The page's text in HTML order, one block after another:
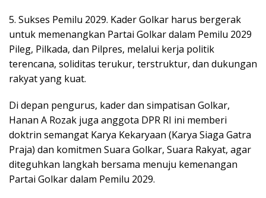
5. Sukses Pemilu 2029. Kader Golkar harus bergerak
untuk memenangkan Partai Golkar dalam Pemilu 2029
Pileg, Pilkada, dan Pilpres, melalui kerja politik
terencana, soliditas terukur, terstruktur, dan dukungan
rakyat yang kuat.
Di depan pengurus, kader dan simpatisan Golkar,
Hanan A Rozak juga anggota DPR RI ini memberi
doktrin semangat Karya Kekaryaan (Karya Siaga Gatra
Praja) dan komitmen Suara Golkar, Suara Rakyat, agar
diteguhkan langkah bersama menuju kemenangan
Partai Golkar dalam Pemilu 2029.